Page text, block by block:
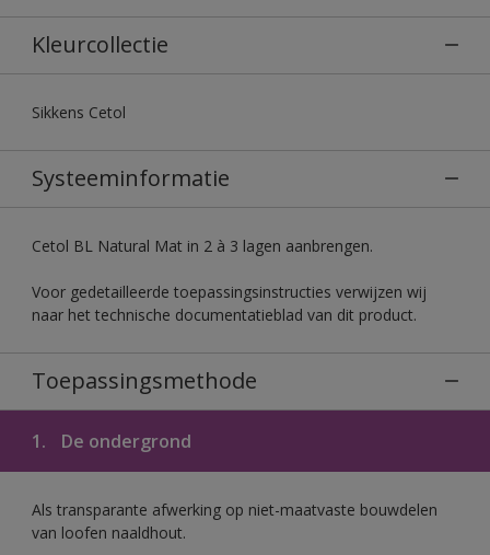
Kleurcollectie
Sikkens Cetol
Systeeminformatie
Cetol BL Natural Mat in 2 à 3 lagen aanbrengen.
Voor gedetailleerde toepassingsinstructies verwijzen wij
naar het technische documentatieblad van dit product.
Toepassingsmethode
1. De ondergrond
Als transparante afwerking op niet-maatvaste bouwdelen
van loofen naaldhout.